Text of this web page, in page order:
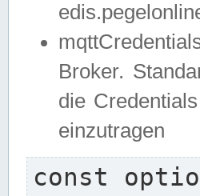
Broker.
die
einzutragen
const